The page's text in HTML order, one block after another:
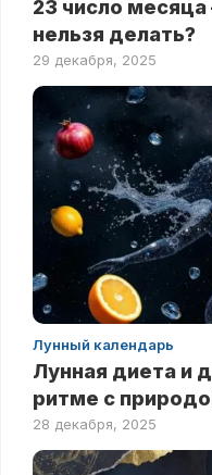
23 число
нельзя делать?
29 декабря, 2025
Лунный календарь
Лунная диета и
ритме с
28 декабря, 2025